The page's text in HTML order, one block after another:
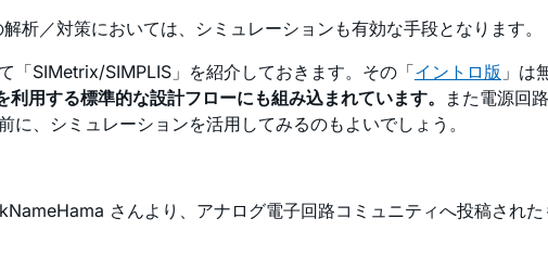
析／対策においては、シミュレーションも有効な手段となります。
「SIMetrix/SIMPLIS」を紹介しておきます。その「イントロ版 」は
用する標準的な設計フローにも組み込まれています。
また電源回
に、シミュレーションを活用してみるのもよいでしょう。
さんより、アナログ電子回路コミュニティへ投稿された